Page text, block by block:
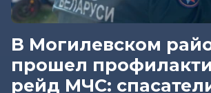
В Могилевском
прошел
рейд МЧС: